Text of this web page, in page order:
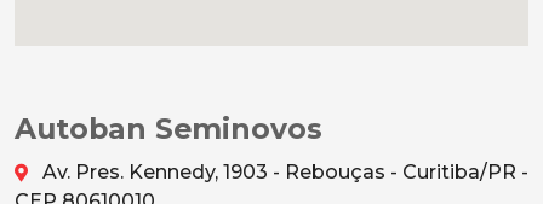
Autoban Seminovos
Av. Pres. Kennedy, 1903 - Rebouças - Curitiba/PR -